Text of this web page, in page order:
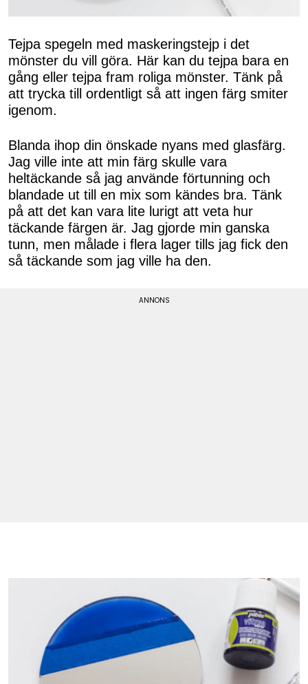
Tejpa spegeln med maskeringstejp i det
mönster du vill göra. Här kan du tejpa bara en
gång eller tejpa fram roliga mönster. Tänk på
att trycka till ordentligt så att ingen färg smiter
igenom.
Blanda ihop din önskade nyans med glasfärg.
Jag ville inte att min färg skulle vara
heltäckande så jag använde förtunning och
blandade ut till en mix som kändes bra. Tänk
på att det kan vara lite lurigt att veta hur
täckande färgen är. Jag gjorde min ganska
tunn, men målade i flera lager tills jag fick den
så täckande som jag ville ha den.